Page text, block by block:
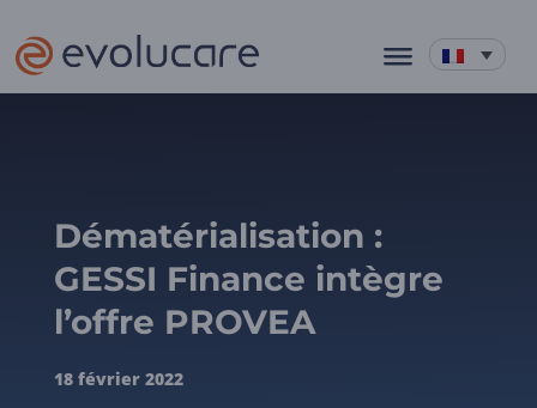
Dématérialisation :
GESSI Finance intègre
l’offre PROVEA
18 février 2022